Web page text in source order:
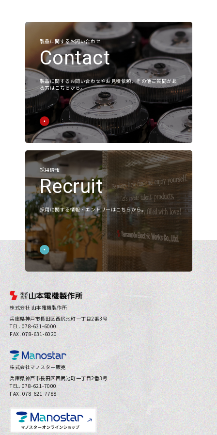
お知らせ
展示会
ニュース
採用
製品情報
採用情報
お問い合わせ
プライバシーポリシー
製品に関するお問い合わせ
Contact
製品に関するお問い合わせやお見積依頼、その他ご質問があ
る方はこちらから。
採用情報
Recruit
採用に関する情報・エントリーはこちらから。
株式会社 山本電機製作所
兵庫県神⼾市⻑⽥区⻄尻池町⼀丁⽬2番3号
TEL. 078-631-6000
FAX. 078-631-6020
株式会社マノスター販売
兵庫県神⼾市⻑⽥区⻄尻池町⼀丁⽬2番3号
TEL. 078-621-7000
FAX. 078-621-7788